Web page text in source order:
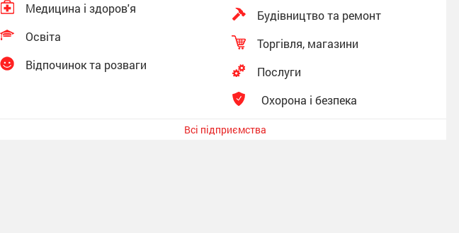
Медицина і здоров'я
Освіта
Відпочинок та розваги
Будівництво та ремонт
Торгівля, магазини
Послуги
Охорона і безпека
Всі підприємства